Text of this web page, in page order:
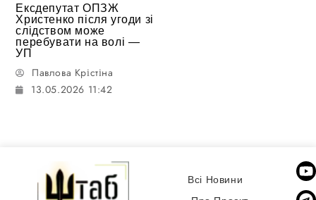
Ексдепутат ОПЗЖ
Христенко після угоди зі
слідством може
перебувати на волі —
УП
Павлова Крістіна
13.05.2026 11:42
Всі Новини